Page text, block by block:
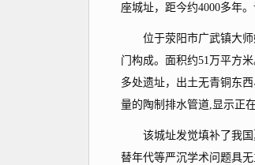
座城址，距今约4000多年
位于荥阳市广武镇大师
门构成。面积约51万平方
多处遗址，出土无青铜东
量的陶制排水管道,显示正
该城址发觉填补了我国
替年代等严沉学术问题具